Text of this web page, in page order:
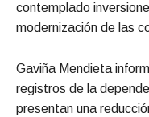
contemplado
modernización de las
Gaviña Mendieta
registros de la
presentan una